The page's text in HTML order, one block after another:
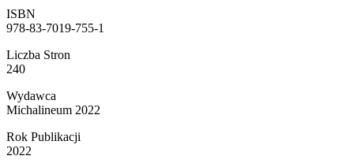
ISBN
978-83-7019-755-1
Liczba Stron
240
Wydawca
Michalineum 2022
Rok Publikacji
2022